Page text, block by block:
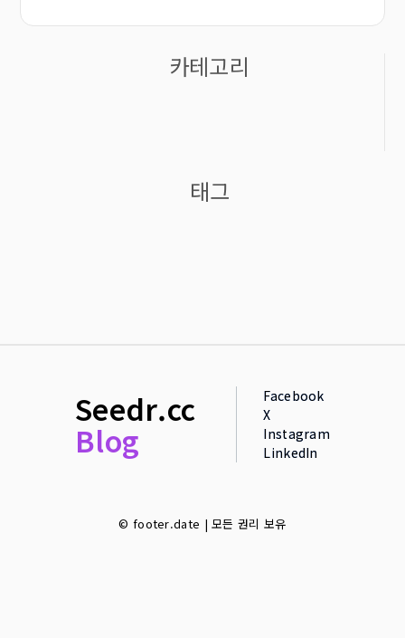
카테고리
태그
Seedr.cc
Blog
Facebook
X
Instagram
LinkedIn
© footer.date | 모든 권리 보유